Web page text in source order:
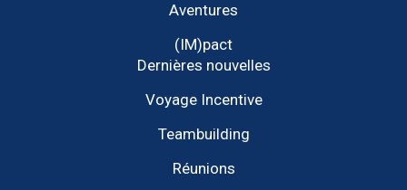
Aventures
(IM)pact
Dernières nouvelles
Voyage Incentive
Teambuilding
Réunions